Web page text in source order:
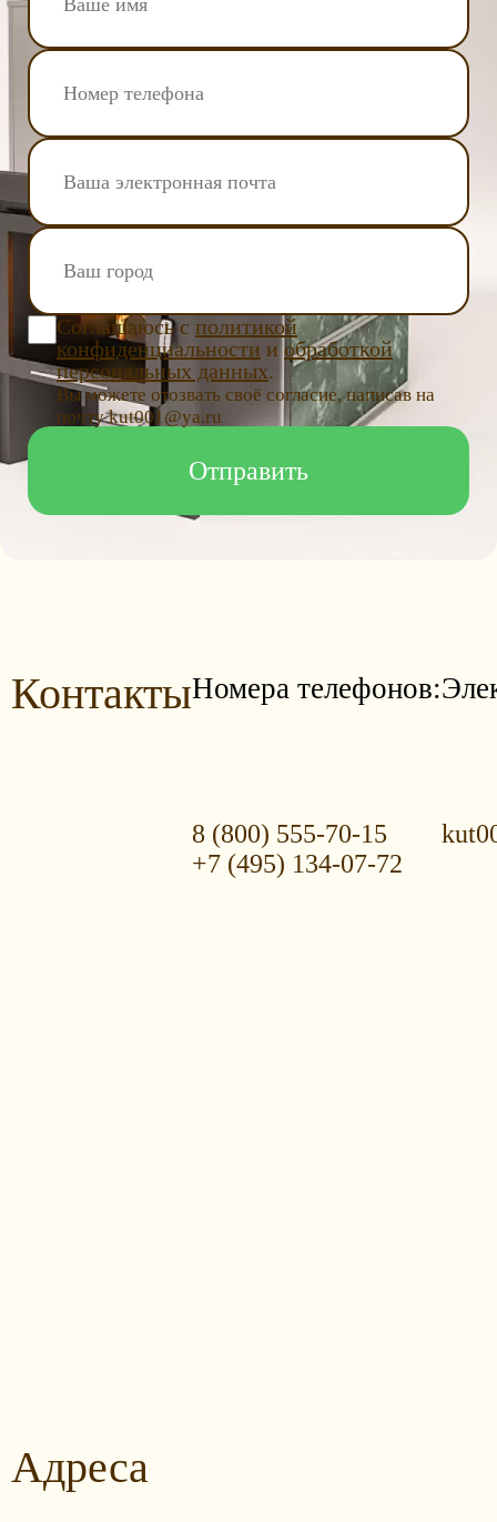
Соглашаюсь с политикой
конфиденциальности и обработкой
персональных данных.
Вы можете отозвать своё согласие, написав на
почту kut001@ya.ru
КонтактыНомера телефонов:
8 (800) 555-70-15
+7 (495) 134-07-72
Адреса